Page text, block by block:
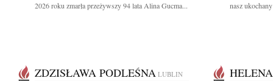
2026 roku zmarła przeżywszy 94 lata Alina Gucma...
nasz
ZDZISŁAWA PODLEŚNA LUBLIN